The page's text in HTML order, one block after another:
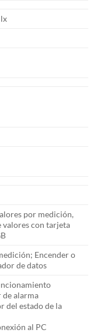
por medición,
valores con tarjeta
Encender o
de datos
alarma
del estado de la
al PC